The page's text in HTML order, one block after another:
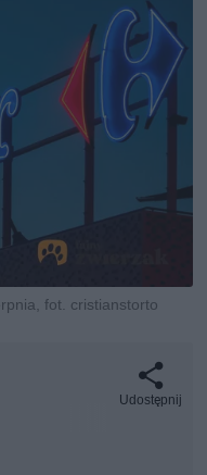
fot. cristianstorto
Udostępnij